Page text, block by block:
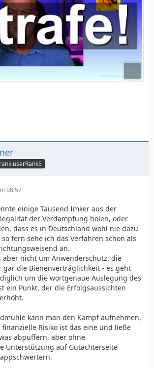
08:57
einige Tausend Imker aus der
der Verdampfung holen, oder
dass es in Deutschland wohl nie dazu
fern sehe ich das Verfahren schon als
an.
aber nicht um Anwenderschutz, die
gar die Bienenverträglichkeit - es geht
um die wortgenaue Auslegung des
ein Punkt, der die Erfolgsaussichten
kann man den Kampf aufnehmen,
finanzielle Risiko ist das eine und ließe
abpuffern, aber ohne
Unterstützung auf Gutachterseite